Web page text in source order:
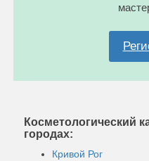
Косметологический
городах:
Кривой Рог